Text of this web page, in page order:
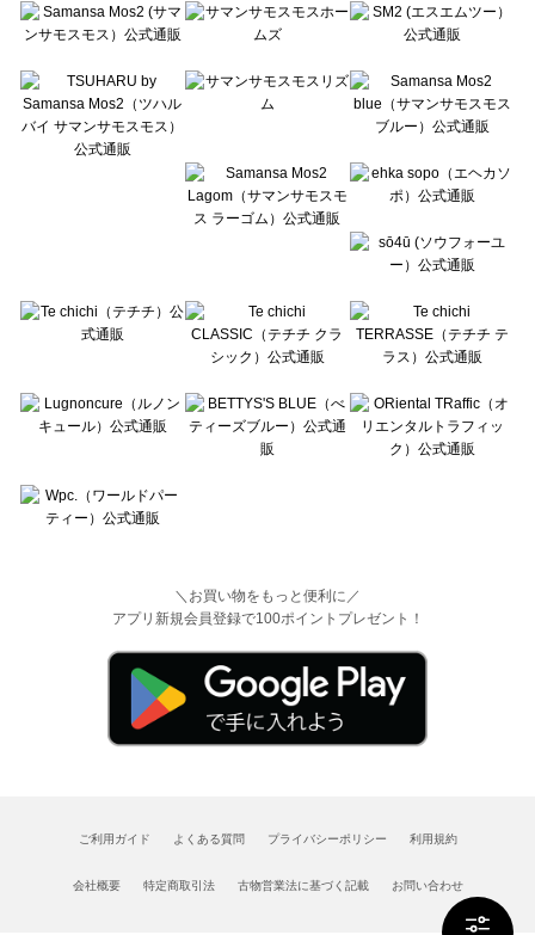
Te chichi（テチチ）の一覧
Te chichi CLASSIC（テチチ クラシック）の一覧
Lugnoncure（ルノンキュール）の一覧
BETTY'S BLUE（べティーズブルー）の一覧
Wpc.（ワールドパーティー）の一覧
＼お買い物をもっと便利に／
アプリ新規会員登録で100ポイントプレゼント！
ご利用ガイド よくある質問 プライバシーポリシー 利用規約
会社概要 特定商取引法 古物営業法に基づく記載 お問い合わせ